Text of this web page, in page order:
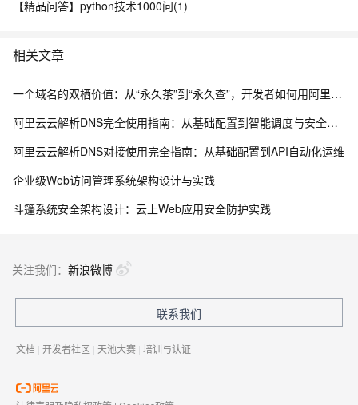
【精品问答】python技术1000问(1)
相关文章
一个域名的双栖价值：从“永久茶”到“永久查”，开发者如何用阿里云为品牌托底
阿里云云解析DNS完全使用指南：从基础配置到智能调度与安全防护
阿里云云解析DNS对接使用完全指南：从基础配置到API自动化运维
企业级Web访问管理系统架构设计与实践
斗篷系统安全架构设计：云上Web应用安全防护实践
关注我们： 新浪微博
联系我们
文档 | 开发者社区 | 天池大赛 | 培训与认证